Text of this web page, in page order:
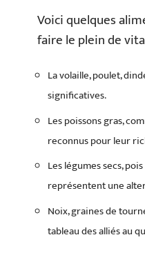
Voici quelques
faire le plein de
La volaille, poulet,
significatives.
Les poissons gras,
reconnus pour leur
Les légumes secs,
représentent une
Noix, graines de
tableau des alliés au